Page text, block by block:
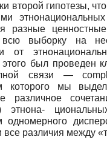
второй гипотезы,
разные
всю выборку на
от
был проведен
связи —
которого мы
различное
этнона-
одномерного
все различия между